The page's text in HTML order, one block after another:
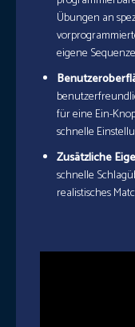
Übungen an
eigene
für eine Ein-
schnelle
Zusätzliche
schnelle
realistisches